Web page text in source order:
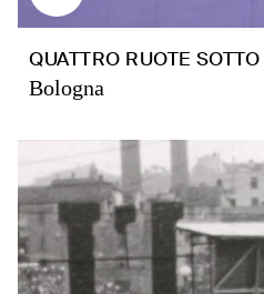
QUATTRO RUOTE
Bologna